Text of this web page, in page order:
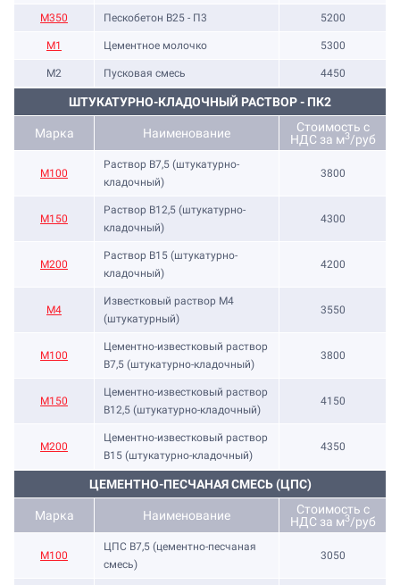
М350 Пескобетон В25 - П3 5200
М1 Цементное молочко 5300
М2 Пусковая смесь 4450
ШТУКАТУРНО-КЛАДОЧНЫЙ РАСТВОР - ПК2
Марка Наименование
Стоимость с
НДС за м3/руб
М100
Раствор B7,5 (штукатурно-
кладочный)
3800
М150
Раствор B12,5 (штукатурно-
кладочный)
4300
М200
Раствор B15 (штукатурно-
кладочный)
4200
М4
Известковый раствор М4
(штукатурный)
3550
М100
Цементно-известковый раствор
B7,5 (штукатурно-кладочный)
3800
М150
Цементно-известковый раствор
B12,5 (штукатурно-кладочный)
4150
М200
Цементно-известковый раствор
B15 (штукатурно-кладочный)
4350
ЦЕМЕНТНО-ПЕСЧАНАЯ СМЕСЬ (ЦПС)
Марка Наименование
Стоимость с
НДС за м3/руб
М100
ЦПС В7,5 (цементно-песчаная
смесь)
3050